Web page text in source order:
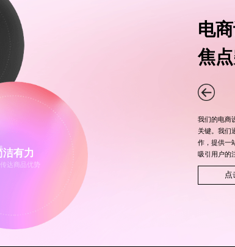
洁有力
达商品优势
电
焦
我们的电商
关键。我们
作，提供一
吸引用户的
点